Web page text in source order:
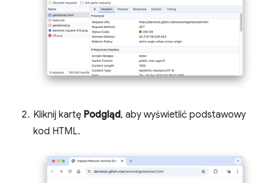
Kliknij kartę Podgląd, aby wyświetlić podstawowy
kod HTML.